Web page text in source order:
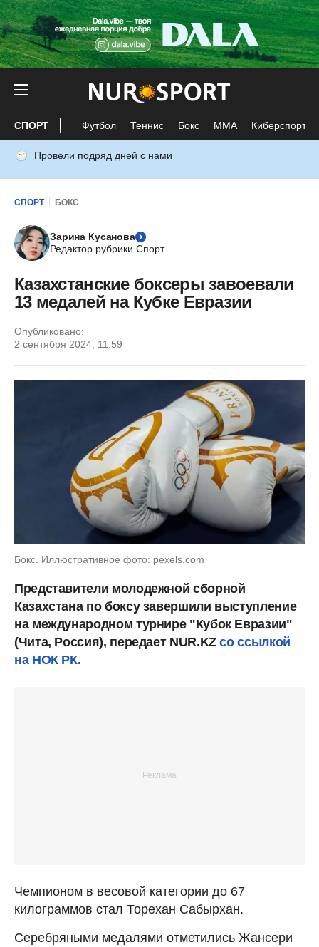
СПОРТ Футбол Теннис Бокс ММА Киберспорт
Провели подряд дней с нами
СПОРТ БОКС
Зарина Кусанова
Редактор рубрики Спорт
Казахстанские боксеры завоевали
13 медалей на Кубке Евразии
Опубликовано:
2 сентября 2024, 11:59
Бокс. Иллюстративное фото: pexels.com
Представители молодежной сборной
Казахстана по боксу завершили выступление
на международном турнире "Кубок Евразии"
(Чита, Россия), передает NUR.KZсо ссылкой
на НОК РК.
Чемпионом в весовой категории до 67
килограммов стал Торехан Сабырхан.
Серебряными медалями отметились Жансери